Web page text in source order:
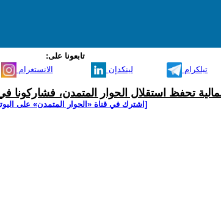
تابعونا على:
الانستغرام لينكدإن تيلكرام
تحفظ استقلال الحوار المتمدن، فشاركونا
[اشترك في قناة ‫«الحوار المتمدن» على